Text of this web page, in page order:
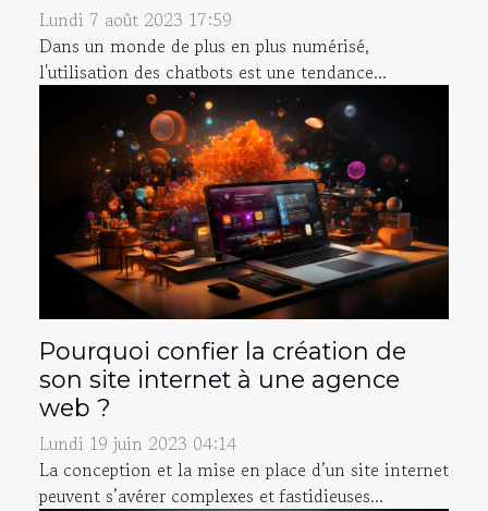
Lundi 7 août 2023 17:59
Dans un monde de plus en plus numérisé,
l'utilisation des chatbots est une tendance...
Pourquoi confier la création de
son site internet à une agence
web ?
Lundi 19 juin 2023 04:14
La conception et la mise en place d’un site internet
peuvent s’avérer complexes et fastidieuses...